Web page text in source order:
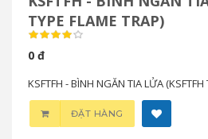
TYPE FLAME TRAP)
0 đ
KSFTFH - BÌNH NGĂN TIA LỬA (KSFTFH
ĐẶT HÀNG